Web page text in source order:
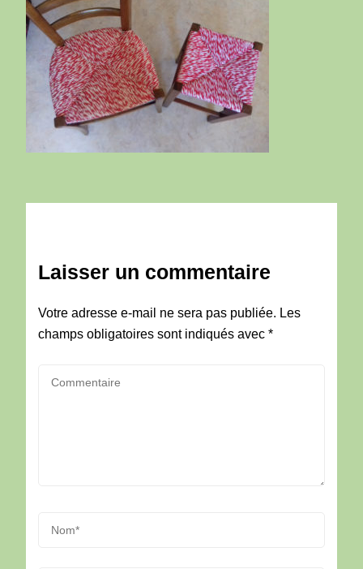
Laisser un commentaire
Votre adresse e-mail ne sera pas publiée. Les
champs obligatoires sont indiqués avec *